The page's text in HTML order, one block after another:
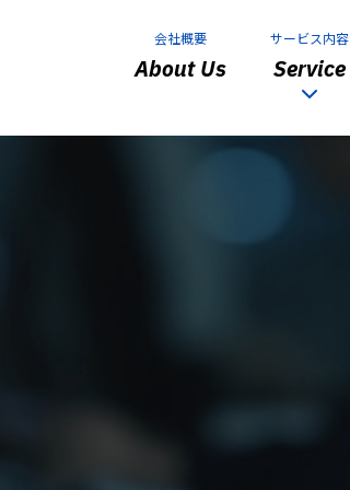
会社概要
About Us
サービス内容
Service